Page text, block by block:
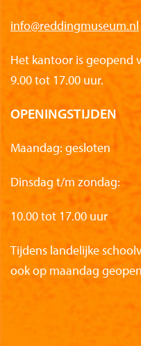
info@reddingmuseum.nl
Het kantoor is geopend
9.00 tot 17.00 uur.
OPENINGSTIJDEN
Maandag: gesloten
Dinsdag t/m zondag:
10.00 tot 17.00 uur
Tijdens landelijke
ook op maandag